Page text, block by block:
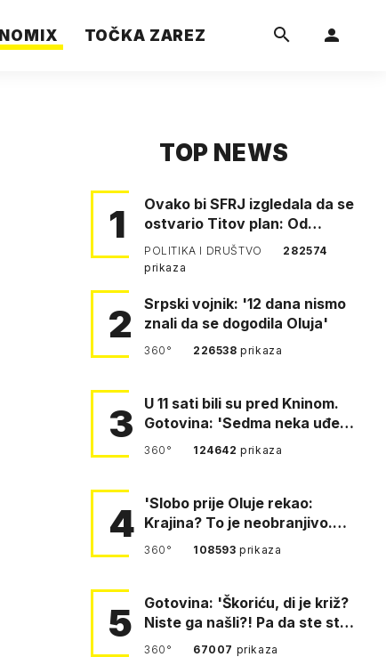
TOČKA ZAREZ
TOP NEWS
1
Ovako bi SFRJ izgledala da se
ostvario Titov plan: Od
Klagenfurta do Istanbula!
POLITIKA I DRUŠTVO
282574
prikaza
2
Srpski vojnik: '12 dana nismo
znali da se dogodila Oluja'
360° 226538prikaza
3
U 11 sati bili su pred Kninom.
Gotovina: 'Sedma neka uđe,
4. gardijska neka g…
360° 124642prikaza
4
'Slobo prije Oluje rekao:
Krajina? To je neobranjivo.
Tuđmana zvao Krivousti'
360° 108593prikaza
5
Gotovina: 'Škoriću, di je križ?
Niste ga našli?! Pa da ste stali
i pitali fratr…
360° 67007 prikaza